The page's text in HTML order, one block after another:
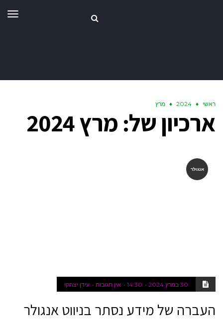
ראשי ♦
2024
♦ מרץ
ארכיון של: מרץ 2024
אנגולר
30 במרץ 2024 14:30 אין תגובות עידן יצחקי
העברה של מידע נסתר בניווט אנגולר